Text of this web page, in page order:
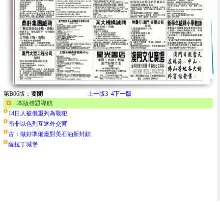
第B06版： 要聞 上一版3 4下一版
本版標題導航
14日人被俄重列為戰犯
南非以色列互逐外交官
古：做好準備應對美石油新封鎖
薩拉丁城堡